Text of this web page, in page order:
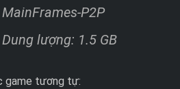
MainFrames-P2P
Dung lượng: 1.5 GB
game tương tự: